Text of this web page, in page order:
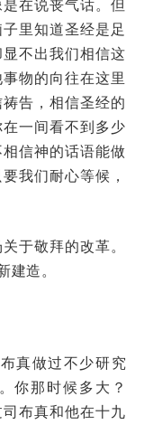
在说丧气话。但
里知道圣经是足
不出我们相信这
物的向往在这里
告，相信圣经的
一间看不到多少
信神的话语能做
我们耐心等候，
于敬拜的改革。
造。
真做过不少研究
你那时候多大？
司布真和他在十九